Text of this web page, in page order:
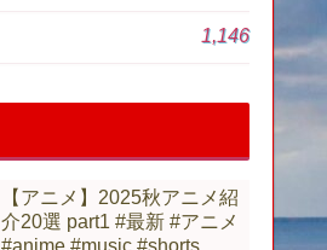
1,146
【アニメ】2025秋アニメ紹
介20選 part1 #最新 #アニメ
#anime #music #shorts